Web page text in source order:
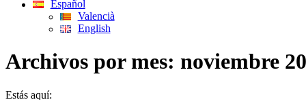
Español
Valencià
English
Archivos por mes: noviembre
Estás aquí: